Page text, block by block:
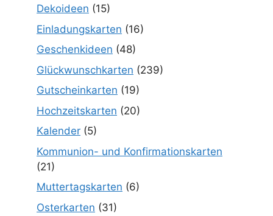
Dekoideen (15)
Einladungskarten (16)
Geschenkideen (48)
Glückwunschkarten (239)
Gutscheinkarten (19)
Hochzeitskarten (20)
Kalender (5)
Kommunion- und Konfirmationskarten
(21)
Muttertagskarten (6)
Osterkarten (31)